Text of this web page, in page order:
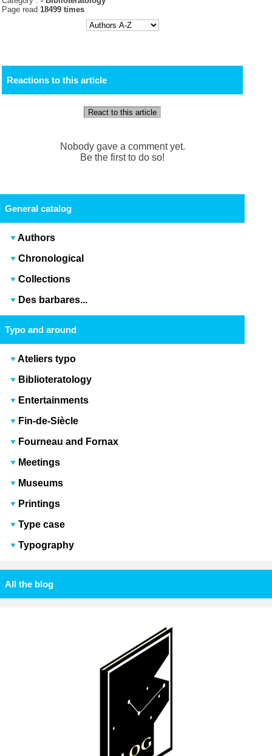
Page read18499 times
Reactions to this article
React to this article
Nobody gave a comment yet.
Be the first to do so!
General catalog
Authors
Chronological
Collections
Des barbares...
Typo and around
Ateliers typo
Biblioteratology
Entertainments
Fin-de-Siècle
Fourneau and Fornax
Meetings
Museums
Printings
Type case
Typography
All the blog